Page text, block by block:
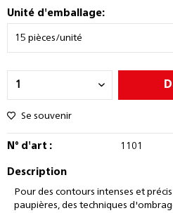
Unité d'emballage:
Se souvenir
N° d'art : 1101
Description
Pour des contours intenses et
paupières, des techniques